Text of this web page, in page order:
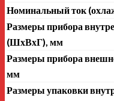
Номинальный ток
Размеры прибора
(ШхВхГ), мм
Размеры прибора
мм
Размеры упаковки